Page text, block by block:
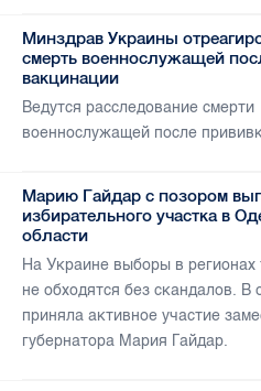
Минздрав Украины
смерть военнослужащей
вакцинации
Ведутся расследование смерти
военнослужащей после
Марию Гайдар с позором
избирательного участка в
области
На Украине выборы в регионах
не обходятся без скандалов. В
приняла активное участие
губернатора Мария Гайдар.